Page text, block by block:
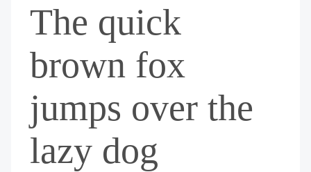
The quick
brown fox
jumps over the
lazy dog